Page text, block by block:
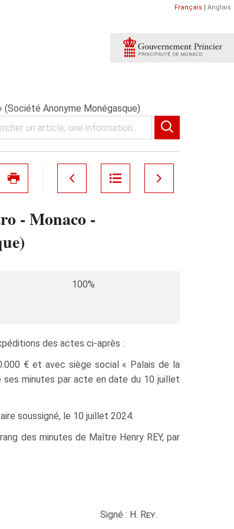
Français | Anglais
(Société Anonyme Monégasque)
- Monaco -
100%
des actes ci‑après :
€ et avec siège social « Palais de la
ses minutes par acte en date du 10 juillet
soussigné, le 10 juillet 2024.
des minutes de Maître Henry REY, par
Signé : H. Rey.